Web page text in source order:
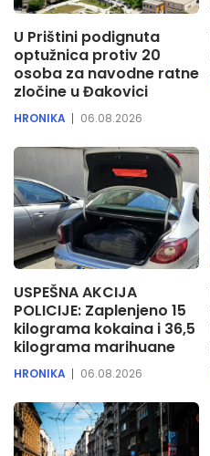
U Prištini podignuta
optužnica protiv 20
osoba za navodne ratne
zločine u Đakovici
HRONIKA 06.08.2026
USPEŠNA AKCIJA
POLICIJE: Zaplenjeno 15
kilograma kokaina i 36,5
kilograma marihuane
HRONIKA 06.08.2026